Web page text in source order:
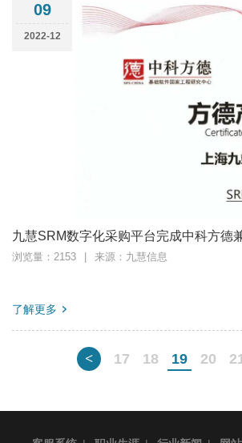
09
2022-12
九慧SRM数字化采购平台完成中科方德
浏览量：2153 来源：九慧信息
了解更多
< 17 18 19 20